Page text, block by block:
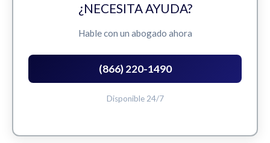
¿NECESITA AYUDA?
Hable con un abogado ahora
(866) 220-1490
Disponible 24/7